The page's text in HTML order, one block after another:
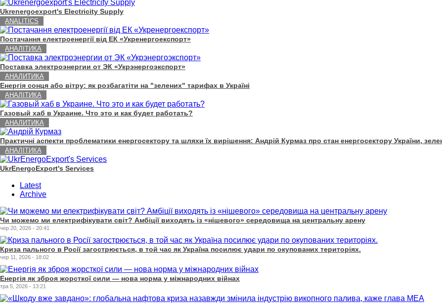
Ukrenergoexport's Electricity Supply
ANALITICS
Постачання електроенергії від ЕК «Укренергоекспорт»
АНАЛІТИКА
Поставка электроэнергии от ЭК «Укрэнергоэкспорт»
АНАЛИТИКА
Енергія сонця або вітру: як розбагатіти на "зелених" тарифах в Україні
АНАЛІТИКА
Газовый хаб в Украине. Что это и как будет работать?
АНАЛИТИКА
Практичні аспекти проблематики енергосектору та шляхи їх вирішення: Андрій Курмаз про стан енергосектору України,
АНАЛІТИКА
UkrEnergoExport's Services
Latest
Archive
Чи можемо ми електрифікувати світ? Амбіції виходять із «нішевого» середовища на центральну арену
чер 20, 2026 - 20:41
Криза пального в Росії загострюється, в той час як Україна посилює удари по окупованих територіях.
чер 11, 2026 - 18:02
Енергія як зброя жорсткої сили — нова норма у міжнародних війнах
тра 5, 2026 - 13:21